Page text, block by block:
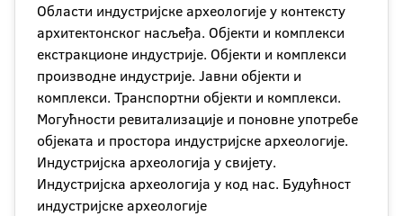
Области индустријске археологије у контексту
архитектонског насљеђа. Објекти и комплекси
екстракционе индустрије. Објекти и комплекси
производне индустрије. Јавни објекти и
комплекси. Транспортни објекти и комплекси.
Moгућности ревитализације и поновне употребе
објеката и простора индустријске археологије.
Индустријска археологија у свијету.
Индустријска археологија у код нас. Будућност
индустријске археологије